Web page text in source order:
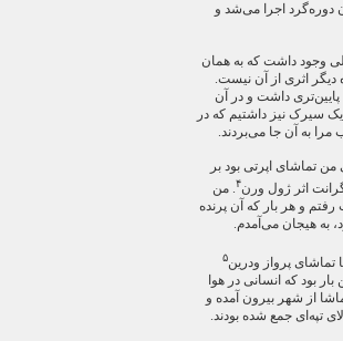
دوره‌گرد اجرا می‌شد و
وجود داشت که به همان
دیگر اثری از آن نیست.
داشت و در آن
یک سیرک نیز داشتیم که در
مرا به آن جا می‌بردند.
تماشای اپرتی بود بر
اثر ژول ورن۴. من
و هر بار که آن پرنده
هیجان می‌آمدم.
تماشای پرواز ودرین۵
بود که انسانی در هوا
از شهر بیرون آمده و
تپه‌ای جمع شده بودند.